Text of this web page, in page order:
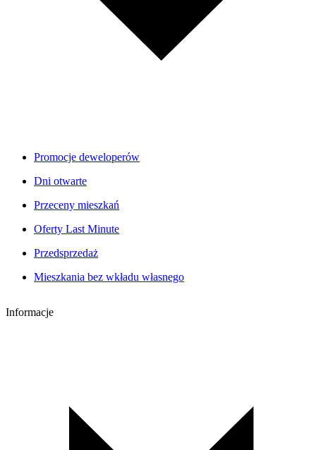
Promocje deweloperów
Dni otwarte
Przeceny mieszkań
Oferty Last Minute
Przedsprzedaż
Mieszkania bez wkładu własnego
Informacje